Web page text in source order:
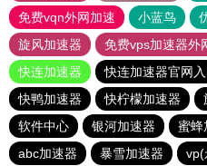
免费vqn外网加速
小蓝鸟
旋风加速器
免费vps加速器外
快连加速器
快连加速器官网入
快鸭加速器
快柠檬加速器
软件中心
银河加速器 蜜蜂
abc加速器
暴雪加速器 vp(